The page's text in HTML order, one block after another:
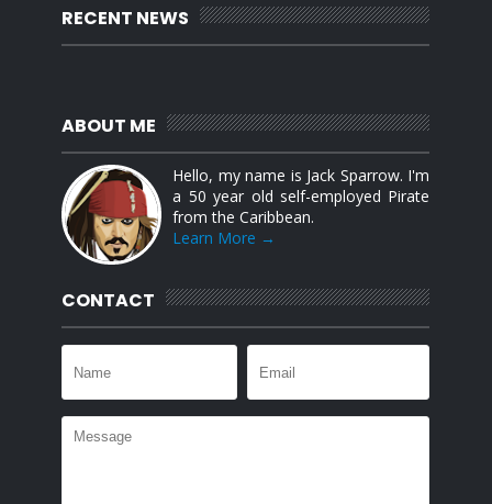
RECENT NEWS
ABOUT ME
Hello, my name is Jack Sparrow. I'm
a 50 year old self-employed Pirate
from the Caribbean.
Learn More →
CONTACT